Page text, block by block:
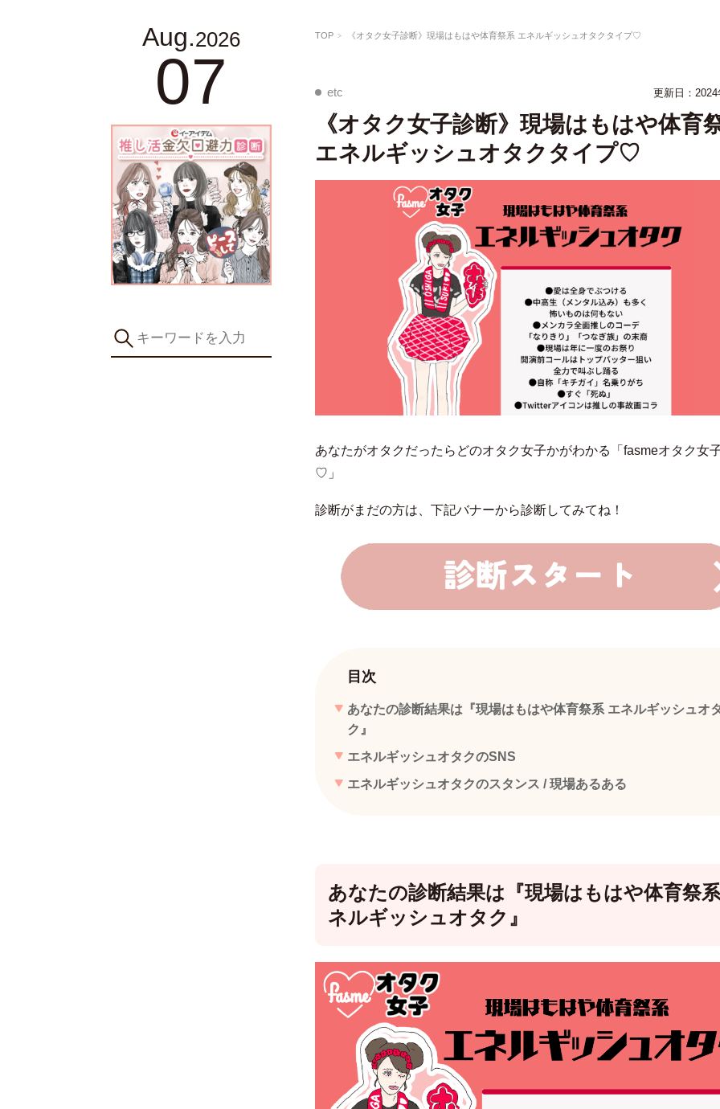
Aug.2026
07
TOP 《オタク女子診断》現場はもはや体育祭系 エネルギッシュオタクタイプ♡
etc 更新日：2024
《オタク女子診断》現場はもはや体育
エネルギッシュオタクタイプ♡
あなたがオタクだったらどのオタク女子かがわかる「fasmeオタク女
♡ 」
診断がまだの方は、下記バナーから診断してみてね！
目次
あなたの診断結果は『現場はもはや体育祭系 エネルギッシュオ
ク』
エネルギッシュオタクのSNS
エネルギッシュオタクのスタンス / 現場あるある
あなたの診断結果は『現場はもはや体育祭
ネルギッシュオタク』